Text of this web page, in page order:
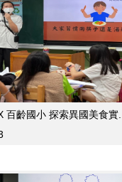
百齡國小 探索異國美食實...